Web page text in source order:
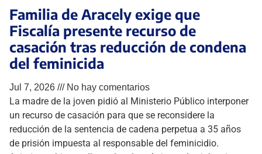
Familia de Aracely exige que
Fiscalía presente recurso de
casación tras reducción de condena
del feminicida
Jul 7, 2026 No hay comentarios
La madre de la joven pidió al Ministerio Público interponer
un recurso de casación para que se reconsidere la
reducción de la sentencia de cadena perpetua a 35 años
de prisión impuesta al responsable del feminicidio.